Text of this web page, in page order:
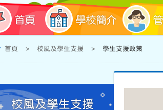
首頁 學校簡介
首頁 > 校風及學生支援 > 學生支援政策
校風及學生支援